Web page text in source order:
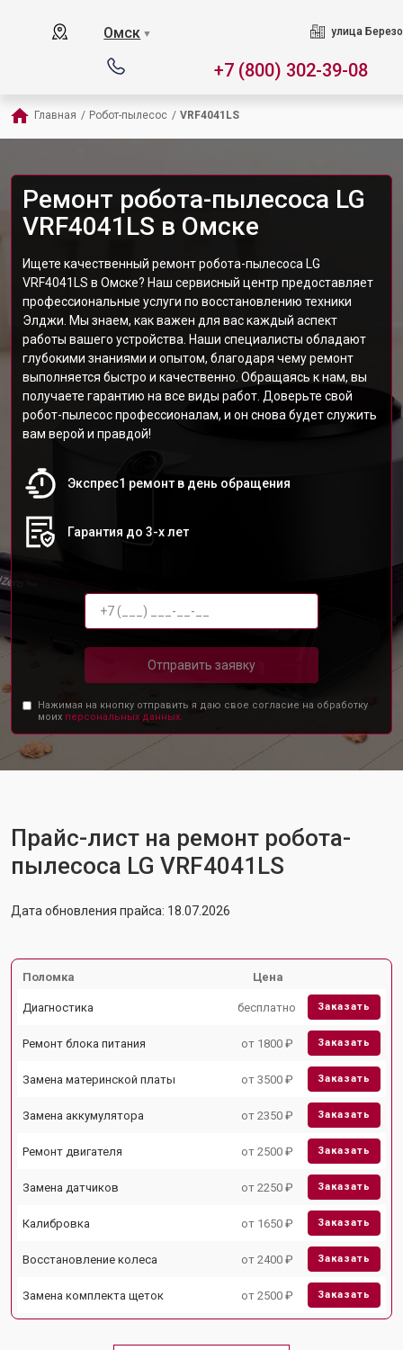
Омск ▼ улица
+7 (800) 302-39-08
Главная / Робот-пылесос / VRF4041LS
Ремонт робота-пылесоса LG
VRF4041LS в Омске
Ищете качественный ремонт робота-пылесоса LG
VRF4041LS в Омске? Наш сервисный центр предоставляет
профессиональные услуги по восстановлению техники
Элджи. Мы знаем, как важен для вас каждый аспект
работы вашего устройства. Наши специалисты обладают
глубокими знаниями и опытом, благодаря чему ремонт
выполняется быстро и качественно. Обращаясь к нам, вы
получаете гарантию на все виды работ. Доверьте свой
робот-пылесос профессионалам, и он снова будет служить
вам верой и правдой!
Экспрес1 ремонт в день обращения
Гарантия до 3-х лет
Отправить заявку
Нажимая на кнопку отправить я даю свое согласие на обработку
моих персональных данных.
Прайс-лист на ремонт робота-
пылесоса LG VRF4041LS
Дата обновления прайса: 18.07.2026
Поломка Цена
Диагностика бесплатно Заказать
Ремонт блока питания от 1800 ₽ Заказать
Замена материнской платы от 3500 ₽ Заказать
Замена аккумулятора от 2350 ₽ Заказать
Ремонт двигателя от 2500 ₽ Заказать
Замена датчиков от 2250 ₽ Заказать
Калибровка от 1650 ₽ Заказать
Восстановление колеса от 2400 ₽ Заказать
Замена комплекта щеток от 2500 ₽ Заказать